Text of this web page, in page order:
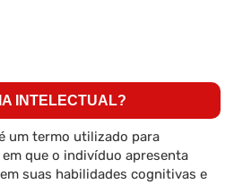
INTELECTUAL?
um termo utilizado para
que o indivíduo apresenta
suas habilidades cognitivas e